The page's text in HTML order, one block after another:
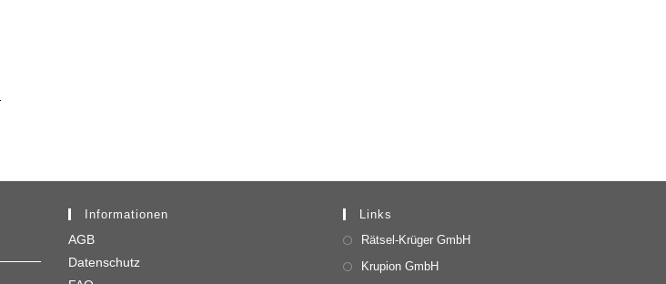
Informationen
AGB
Datenschutz
Links
Rätsel-Krüger GmbH
Krupion GmbH